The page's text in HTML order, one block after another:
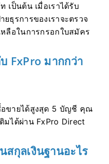
เป็นต้น เมื่อเราได้รับ
ธุรการของเราจะตรวจ
ลือในการกรอกใบสมัคร
FxPro มากกว่า
ขายได้สูงสุด 5 บัญชี คุณ
มได้ผ่าน FxPro Direct
กุลเงินฐานอะไร